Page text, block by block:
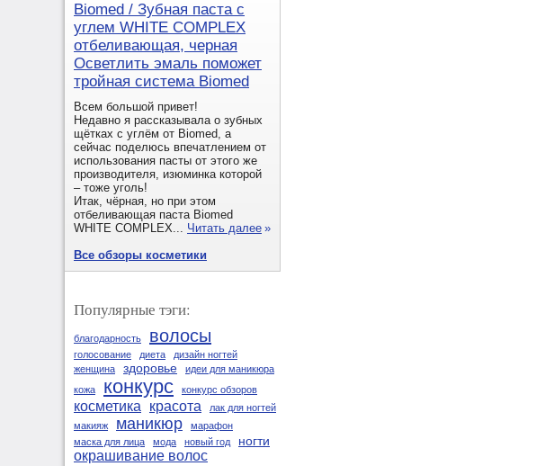
Biomed / Зубная паста с
углем WHITE COMPLEX
отбеливающая, черная
Осветлить эмаль поможет
тройная система Biomed
Всем большой привет!
Недавно я рассказывала о зубных
щётках с углём от Biomed, а
сейчас поделюсь впечатлением от
использования пасты от этого же
производителя, изюминка которой
– тоже уголь!
Итак, чёрная, но при этом
отбеливающая паста Biomed
WHITE COMPLEX... Читать далее »
Все обзоры косметики
Популярные тэги:
благодарность волосы
голосование диета
дизайн ногтей
женщина
здоровье
идеи для маникюра
кожа
конкурс конкурс обзоров
косметика красота
лак для ногтей
макияж
маникюр
марафон
маска для лица
мода новый год ногти
окрашивание волос